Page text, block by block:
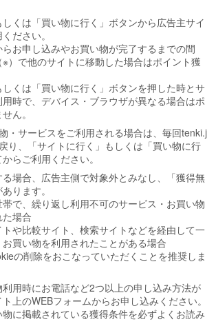
しくは「買い物に行く」ボタンから広告主サイ
ださい。
お申し込みやお買い物が完了するまでの間
）で他のサイトに移動した場合はポイント獲
しくは「買い物に行く」ボタンを押した時とサ
時で、デバイス・ブラウザが異なる場合はポ
ん。
・サービスをご利用される場合は、毎回tenki.j
り、「サイトに行く」もしくは「買い物に行
らご利用ください。
場合、広告主側で対象外とみなし、「獲得無
ります。
帯で、繰り返し利用不可のサービス・お買い物
場合
トや比較サイト、検索サイトなどを経由して一
買い物を利用されたことがある場合
の削除をおこなっていただくことを推奨しま
用時にお電話など2つ以上の申し込み方法が
上のWEBフォームからお申し込みください。
に掲載されている獲得条件を必ずよくお読み